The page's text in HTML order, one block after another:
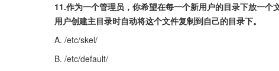
11.作为一个管理员，你希望在每一个新用户的目录下放一
用户创建主目录时自动将这个文件复制到自己的目录下。
A. /etc/skel/
B. /etc/default/